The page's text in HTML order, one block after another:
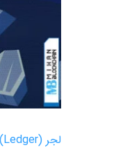
لجر (Ledger)